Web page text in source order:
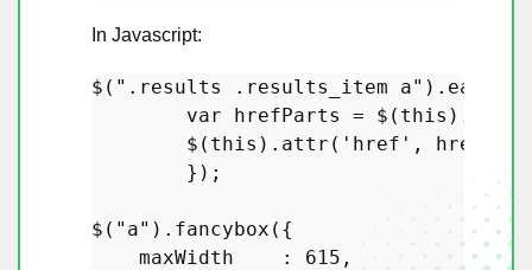
In Javascript:
$( ".results .results_item a" ). each
var hrefParts = $( this ).
        $(
this ). attr ( 'href' ,
        });
$( "a" ). fancybox ({
    maxWidth    :
615 ,